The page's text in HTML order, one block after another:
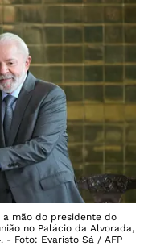
a mão do presidente do
no Palácio da Alvorada,
- Foto: Evaristo Sá / AFP